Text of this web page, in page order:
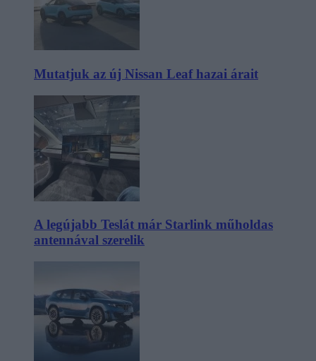
Mutatjuk az új Nissan Leaf hazai árait
A legújabb Teslát már Starlink műholdas
antennával szerelik